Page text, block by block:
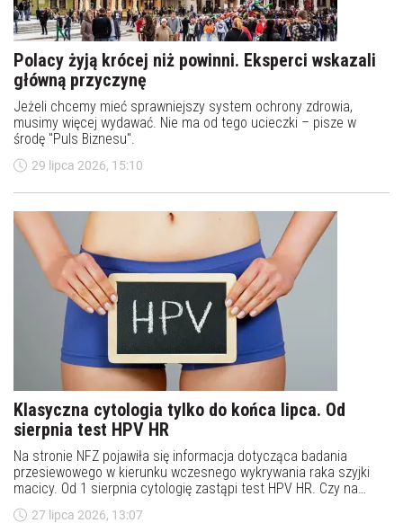
Polacy żyją krócej niż powinni. Eksperci wskazali
główną przyczynę
Jeżeli chcemy mieć sprawniejszy system ochrony zdrowia,
musimy więcej wydawać. Nie ma od tego ucieczki – pisze w
środę "Puls Biznesu".
29 lipca 2026, 15:10
Klasyczna cytologia tylko do końca lipca. Od
sierpnia test HPV HR
Na stronie NFZ pojawiła się informacja dotycząca badania
przesiewowego w kierunku wczesnego wykrywania raka szyjki
macicy. Od 1 sierpnia cytologię zastąpi test HPV HR. Czy na
badanie będzie potrzebne skierowanie? Jak się zapisać?
27 lipca 2026, 13:07